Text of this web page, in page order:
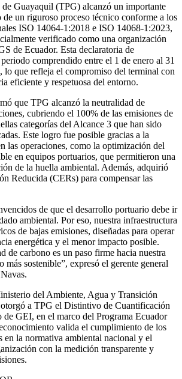
Guayaquil (TPG) alcanzó un importante
un riguroso proceso técnico conforme a los
ISO 14064-1:2018 e ISO 14068-1:2023,
verificado como una organización
de Ecuador. Esta declaratoria de
comprendido entre el 1 de enero al 31
lo que refleja el compromiso del terminal con
eficiente y respetuosa del entorno.
que TPG alcanzó la neutralidad de
cubriendo el 100% de las emisiones de
categorías del Alcance 3 que han sido
Este logro fue posible gracias a la
las operaciones, como la optimización del
en equipos portuarios, que permitieron una
de la huella ambiental. Además, adquirió
Reducida (CERs) para compensar las
de que el desarrollo portuario debe ir
ambiental. Por eso, nuestra infraestructura
de bajas emisiones, diseñadas para operar
energética y el menor impacto posible.
de carbono es un paso firme hacia nuestra
más sostenible”, expresó el gerente general
del Ambiente, Agua y Transición
a TPG el Distintivo de Cuantificación
de GEI, en el marco del Programa Ecuador
valida el cumplimiento de los
en la normativa ambiental nacional y el
con la medición transparente y